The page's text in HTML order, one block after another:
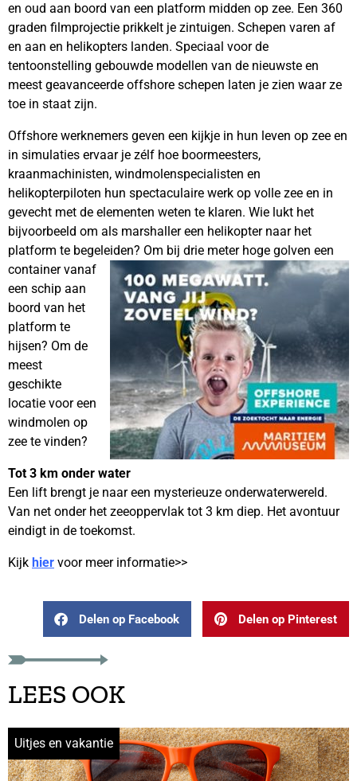
en oud aan boord van een platform midden op zee. Een 360
graden filmprojectie prikkelt je zintuigen. Schepen varen af
en aan en helikopters landen. Speciaal voor de
tentoonstelling gebouwde modellen van de nieuwste en
meest geavanceerde offshore schepen laten je zien waar ze
toe in staat zijn.
Offshore werknemers geven een kijkje in hun leven op zee en
in simulaties ervaar je zélf hoe boormeesters,
kraanmachinisten, windmolenspecialisten en
helikopterpiloten hun spectaculaire werk op volle zee en in
gevecht met de elementen weten te klaren. Wie lukt het
bijvoorbeeld om als marshaller een helikopter naar het
platform te begeleiden? Om bij drie meter hoge golven een
container vanaf
een schip aan
boord van het
platform te
hijsen? Om de
meest
geschikte
locatie voor een
windmolen op
zee te vinden?
Tot 3 km onder water
Een lift brengt je naar een mysterieuze onderwaterwereld.
Van net onder het zeeoppervlak tot 3 km diep. Het avontuur
eindigt in de toekomst.
Kijk hier voor meer informatie>>
Delen op Facebook Delen op Pinterest
LEES OOK
Uitjes en vakantie